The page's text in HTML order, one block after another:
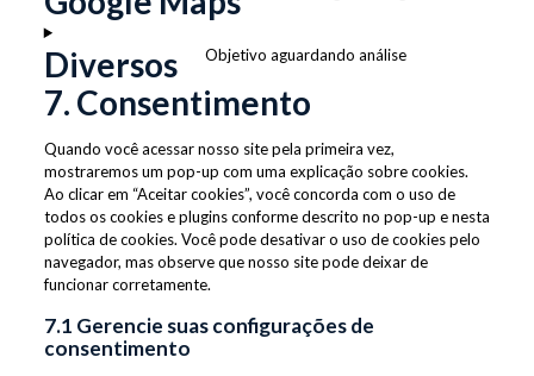
Diversos
Objetivo aguardando análise
7. Consentimento
Quando você acessar nosso site pela primeira vez,
mostraremos um pop-up com uma explicação sobre cookies.
Ao clicar em “Aceitar cookies”, você concorda com o uso de
todos os cookies e plugins conforme descrito no pop-up e nesta
política de cookies. Você pode desativar o uso de cookies pelo
navegador, mas observe que nosso site pode deixar de
funcionar corretamente.
7.1 Gerencie suas configurações de
consentimento